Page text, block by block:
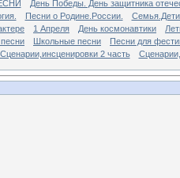
День Победы. День защитника
Песни о Родине.России.
1 Апреля День космонавтики
Школьные песни
Песни для
Сценарии,инсценировки 2 часть